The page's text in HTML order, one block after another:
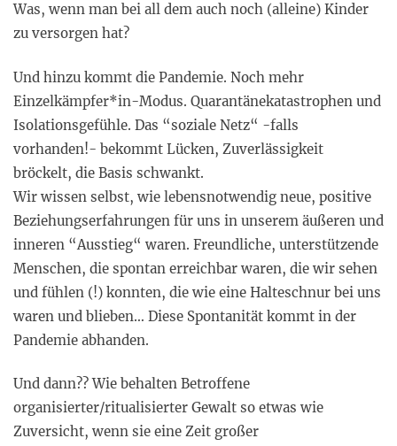
Was, wenn man bei all dem auch noch (alleine) Kinder
zu versorgen hat?
Und hinzu kommt die Pandemie. Noch mehr
Einzelkämpfer*in-Modus. Quarantänekatastrophen und
Isolationsgefühle. Das “soziale Netz“ -falls
vorhanden!- bekommt Lücken, Zuverlässigkeit
bröckelt, die Basis schwankt.
Wir wissen selbst, wie lebensnotwendig neue, positive
Beziehungserfahrungen für uns in unserem äußeren und
inneren “Ausstieg“ waren. Freundliche, unterstützende
Menschen, die spontan erreichbar waren, die wir sehen
und fühlen (!) konnten, die wie eine Halteschnur bei uns
waren und blieben… Diese Spontanität kommt in der
Pandemie abhanden.
Und dann?? Wie behalten Betroffene
organisierter/ritualisierter Gewalt so etwas wie
Zuversicht, wenn sie eine Zeit großer